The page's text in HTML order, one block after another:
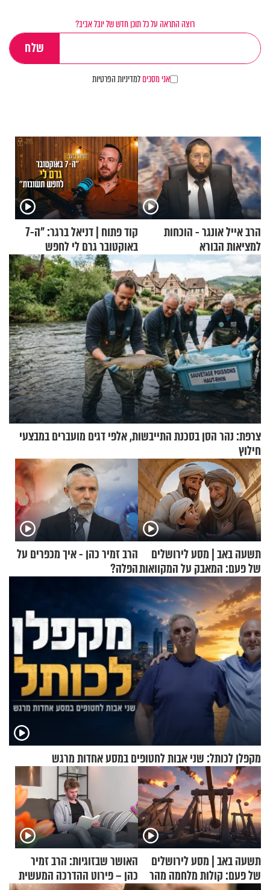
רוצה התראה על כל תוכן חדש של יובל אביב?
אני מסכיםלמדיניות הפרטיות
הרב אייל אונגר - הוכחות
למציאות הבורא
קוד פתוח | דניאל ברגר: "ה-7
באוקטובר גרם לי לחפש
תשובות"
צרפת: נהר הסן בסכנת התייבשות, אלפי דגים מועברים במבצעי
חילוץ
תשעה באב | מסע לירושלים
של פעם: המאבק על המקוואות
הרב זמיר כהן - איך מכפרים על
הפלה?
מקפלן לכותל: שני אבות לחטופים במסע אחדות מרגש
תשעה באב | מסע לירושלים
של פעם: קולות מלחמה מהר
האושר שבזוגיות: הרב זמיר
כהן – פירוט ההדרכה המעשית